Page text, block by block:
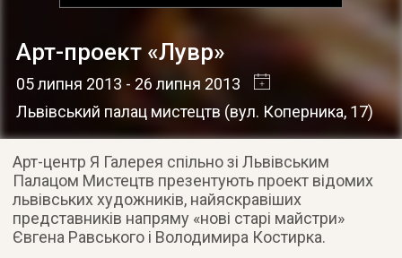
Арт-проект «Лувр»
05 липня 2013 - 26 липня 2013
Львівський палац мистецтв (вул. Коперника, 17)
Арт-центр Я Галерея спільно зі Львівським
Палацом Мистецтв презентують проект відомих
львівських художників, найяскравіших
представників напряму «нові старі майстри»
Євгена Равського і Володимира Костирка.